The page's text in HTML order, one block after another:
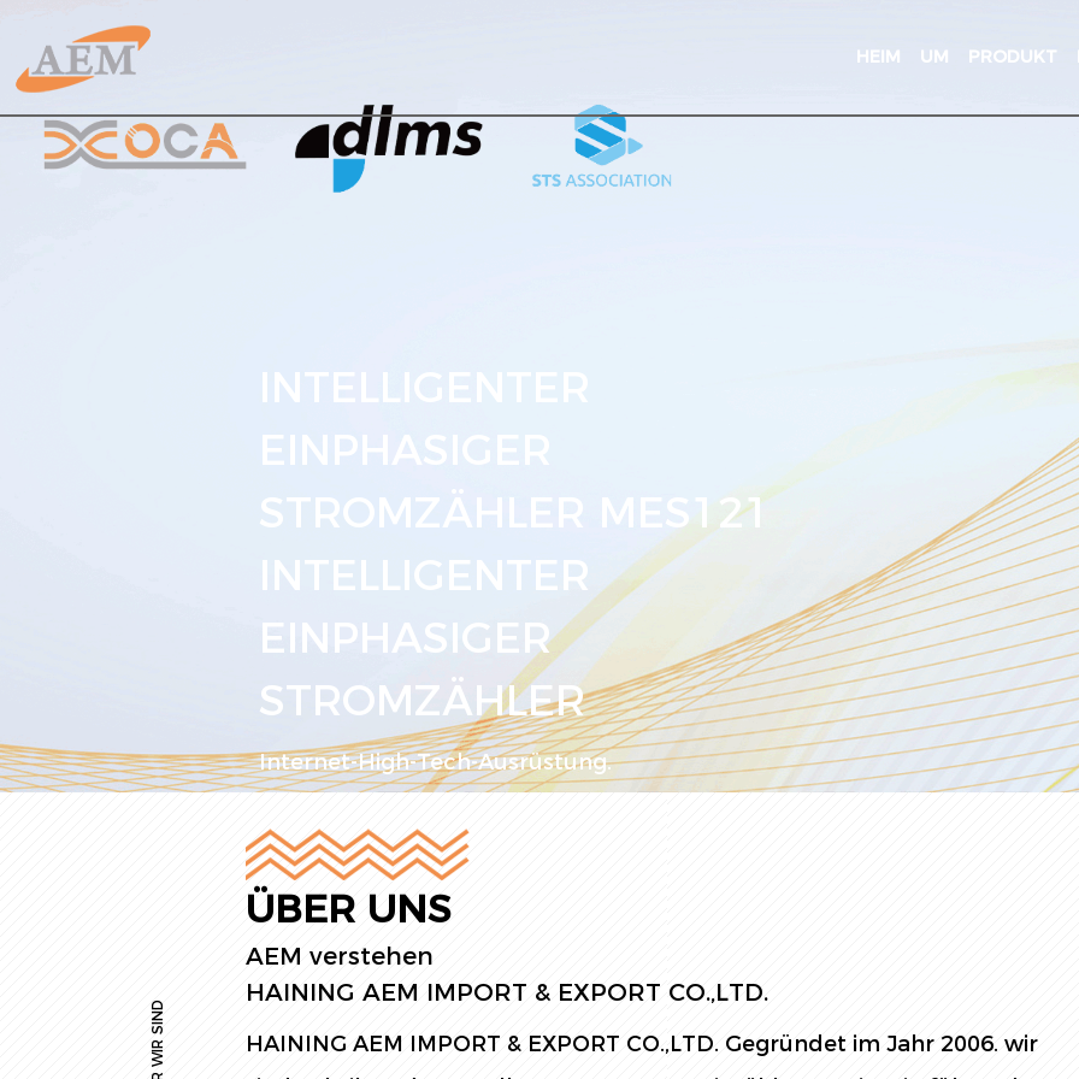
HEIM UM PRODUKT
INTELLIGENTER
EINPHASIGER
STROMZÄHLER MES121
INTELLIGENTER
EINPHASIGER
STROMZÄHLER
Internet-High-Tech-Ausrüstung.
WER WIR SIND
ÜBER UNS
AEM verstehen
HAINING AEM IMPORT & EXPORT CO.,LTD.
HAINING AEM IMPORT & EXPORT CO.,LTD. Gegründet im Jahr 2006. wir